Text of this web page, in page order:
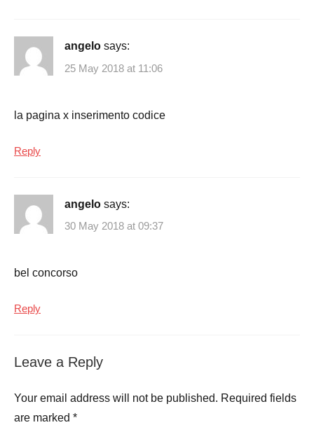
angelo says:
25 May 2018 at 11:06
la pagina x inserimento codice
Reply
angelo says:
30 May 2018 at 09:37
bel concorso
Reply
Leave a Reply
Your email address will not be published. Required fields
are marked *